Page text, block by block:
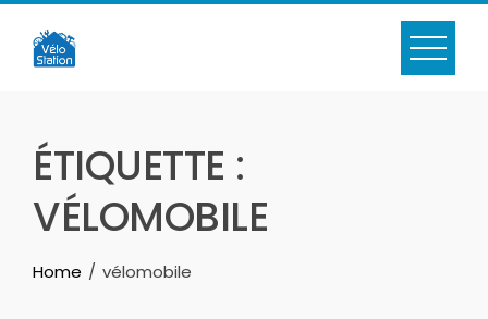
Skip
content
ÉTIQUETTE :
VÉLOMOBILE
Home vélomobile